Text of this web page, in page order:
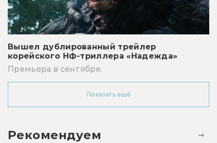
Вышел дублированный трейлер
корейского НФ-триллера «Надежда»
Премьера в сентябре.
Показать ещё
Рекомендуем